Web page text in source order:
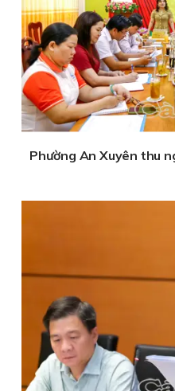
Phường An Xuyên thu